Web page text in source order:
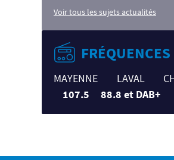
Voir tous les sujets actualités
FRÉQUENCES
MAYENNE
107.5
LAVAL
88.8 et DAB+